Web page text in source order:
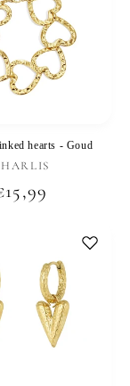
hearts - Goud
Verkoper: